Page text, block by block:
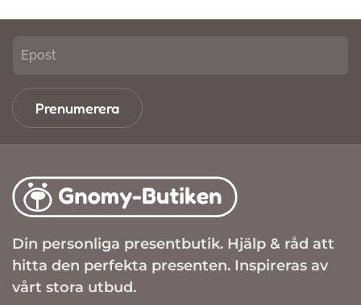
Prenumerera
Din personliga presentbutik. Hjälp & råd att
hitta den perfekta presenten. Inspireras av
vårt stora utbud.